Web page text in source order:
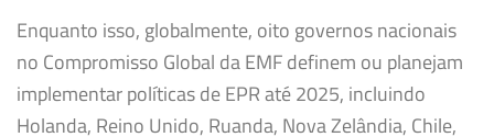
Enquanto isso, globalmente, oito governos nacionais
no Compromisso Global da EMF definem ou planejam
implementar políticas de EPR até 2025, incluindo
Holanda, Reino Unido, Ruanda, Nova Zelândia, Chile,